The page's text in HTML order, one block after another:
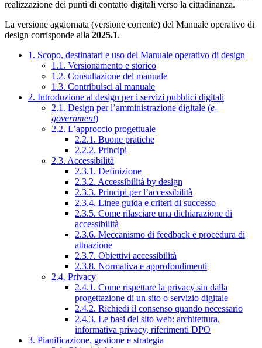
realizzazione dei punti di contatto digitali verso la cittadinanza.
La versione aggiornata (versione corrente) del Manuale operativo di
design corrisponde alla 2025.1.
1. Scopo, destinatari e uso del Manuale operativo di design
1.1. Versionamento e storico
1.2. Consultazione del manuale
1.3. Contribuisci al manuale
2. Introduzione al design per i servizi pubblici digitali
2.1. Design per l’amministrazione digitale (e-
government)
2.2. L’approccio progettuale
2.2.1. Buone pratiche
2.2.2. Principi
2.3. Accessibilità
2.3.1. Definizione
2.3.2. Accessibilità by design
2.3.3. Principi per l’accessibilità
2.3.4. Linee guida e criteri di successo
2.3.5. Come rilasciare una dichiarazione di
accessibilità
2.3.6. Meccanismo di feedback e procedura di
attuazione
2.3.7. Obiettivi accessibilità
2.3.8. Normativa e approfondimenti
2.4. Privacy
2.4.1. Come rispettare la privacy sin dalla
progettazione di un sito o servizio digitale
2.4.2. Richiedi il consenso quando necessario
2.4.3. Le basi del sito web: architettura,
informativa privacy, riferimenti DPO
3. Pianificazione, gestione e strategia